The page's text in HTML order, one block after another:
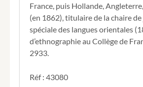
France, puis Hollande,
(en 1862), titulaire de la chaire de
spéciale des langues orientales
d’ethnographie au Collège de
2933.
Réf : 43080